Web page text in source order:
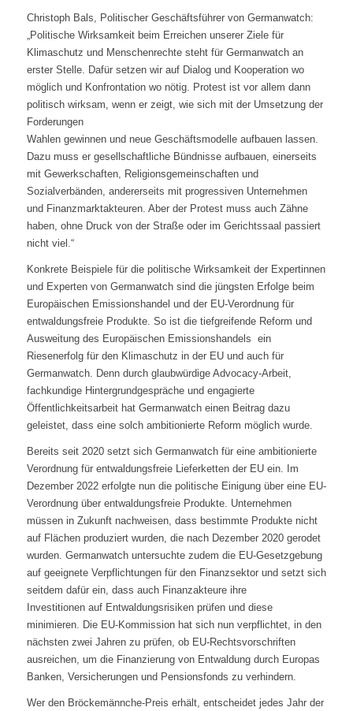
Christoph Bals, Politischer Geschäftsführer von Germanwatch:
„Politische Wirksamkeit beim Erreichen unserer Ziele für
Klimaschutz und Menschenrechte steht für Germanwatch an
erster Stelle. Dafür setzen wir auf Dialog und Kooperation wo
möglich und Konfrontation wo nötig. Protest ist vor allem dann
politisch wirksam, wenn er zeigt, wie sich mit der Umsetzung der
Forderungen
Wahlen gewinnen und neue Geschäftsmodelle aufbauen lassen.
Dazu muss er gesellschaftliche Bündnisse aufbauen, einerseits
mit Gewerkschaften, Religionsgemeinschaften und
Sozialverbänden, andererseits mit progressiven Unternehmen
und Finanzmarktakteuren. Aber der Protest muss auch Zähne
haben, ohne Druck von der Straße oder im Gerichtssaal passiert
nicht viel.“
Konkrete Beispiele für die politische Wirksamkeit der Expertinnen
und Experten von Germanwatch sind die jüngsten Erfolge beim
Europäischen Emissionshandel und der EU-Verordnung für
entwaldungsfreie Produkte. So ist die tiefgreifende Reform und
Ausweitung des Europäischen Emissionshandels ein
Riesenerfolg für den Klimaschutz in der EU und auch für
Germanwatch. Denn durch glaubwürdige Advocacy-Arbeit,
fachkundige Hintergrundgespräche und engagierte
Öffentlichkeitsarbeit hat Germanwatch einen Beitrag dazu
geleistet, dass eine solch ambitionierte Reform möglich wurde.
Bereits seit 2020 setzt sich Germanwatch für eine ambitionierte
Verordnung für entwaldungsfreie Lieferketten der EU ein. Im
Dezember 2022 erfolgte nun die politische Einigung über eine EU-
Verordnung über entwaldungsfreie Produkte. Unternehmen
müssen in Zukunft nachweisen, dass bestimmte Produkte nicht
auf Flächen produziert wurden, die nach Dezember 2020 gerodet
wurden. Germanwatch untersuchte zudem die EU-Gesetzgebung
auf geeignete Verpflichtungen für den Finanzsektor und setzt sich
seitdem dafür ein, dass auch Finanzakteure ihre
Investitionen auf Entwaldungsrisiken prüfen und diese
minimieren. Die EU-Kommission hat sich nun verpflichtet, in den
nächsten zwei Jahren zu prüfen, ob EU-Rechtsvorschriften
ausreichen, um die Finanzierung von Entwaldung durch Europas
Banken, Versicherungen und Pensionsfonds zu verhindern.
Wer den Bröckemännche-Preis erhält, entscheidet jedes Jahr der